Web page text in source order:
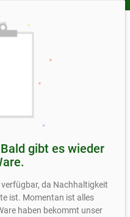
gibt es wieder
da Nachhaltigkeit
ist. Momentan ist alles
haben bekommt unser